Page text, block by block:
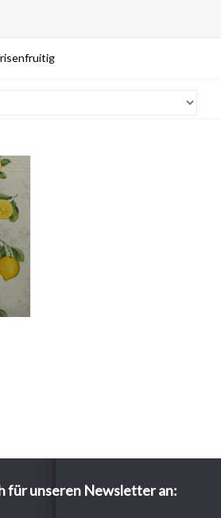
für unseren Newsletter an: